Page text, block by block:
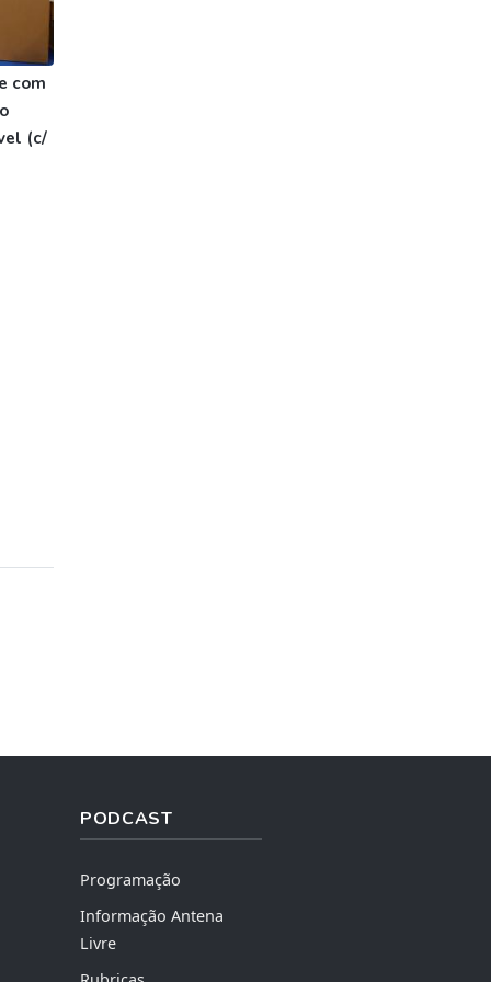
com
(c/
PODCAST
Programação
Informação Antena
Livre